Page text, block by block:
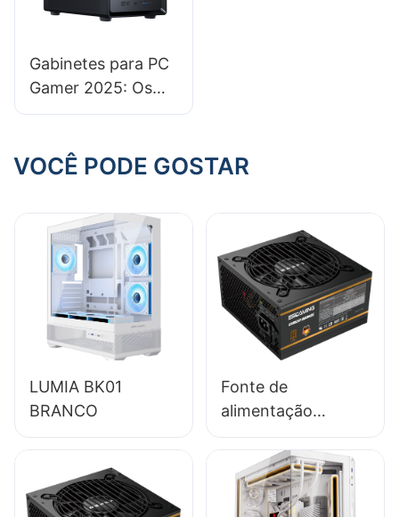
Gabinetes para PC
Gamer 2025: Os
Benefícios de
Gabinete Modular
VOCÊ PODE GOSTAR
LUMIA BK01
BRANCO
Fonte de
alimentação
ESGAMING 650W
de alta qualidade,
85% de eficiência,
módulo completo,